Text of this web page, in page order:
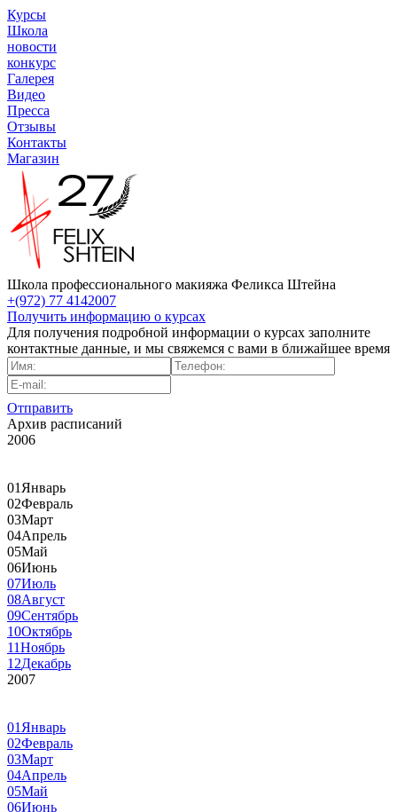
Курсы
Школа
новости
конкурс
Галерея
Видео
Пресса
Отзывы
Контакты
Магазин
Школа профессионального макияжа Феликса Штейна
+(972) 77 4142007
Получить информацию о курсах
Для получения подробной информации о курсах заполните
контактные данные, и мы свяжемся с вами в ближайшее время
Отправить
Архив расписаний
2006
01 Январь
02Февраль
03Март
04Апрель
05Май
06Июнь
07Июль
08Август
09Сентябрь
10Октябрь
11Ноябрь
12Декабрь
2007
01 Январь
02Февраль
03Март
04Апрель
05Май
06Июнь